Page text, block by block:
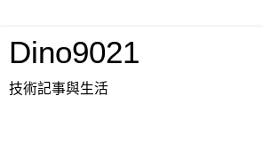
Dino9021
技術記事與生活